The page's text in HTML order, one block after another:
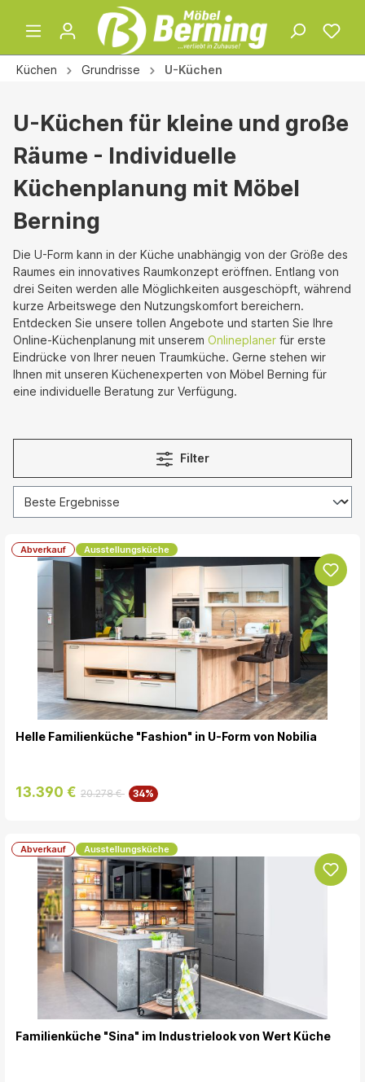
Küchen Grundrisse U-Küchen
U-Küchen für kleine und große
Räume - Individuelle
Küchenplanung mit Möbel
Berning
Die U-Form kann in der Küche unabhängig von der Größe des
Raumes ein innovatives Raumkonzept eröffnen. Entlang von
drei Seiten werden alle Möglichkeiten ausgeschöpft, während
kurze Arbeitswege den Nutzungskomfort bereichern.
Entdecken Sie unsere tollen Angebote und starten Sie Ihre
Online-Küchenplanung mit unserem Onlineplaner für erste
Eindrücke von Ihrer neuen Traumküche. Gerne stehen wir
Ihnen mit unseren Küchenexperten von Möbel Berning für
eine individuelle Beratung zur Verfügung.
Filter
Abverkauf Ausstellungsküche
Helle Familienküche "Fashion" in U-Form von Nobilia
13.390 € 20.278 € 34%
Abverkauf Ausstellungsküche
Familienküche "Sina" im Industrielook von Wert Küche